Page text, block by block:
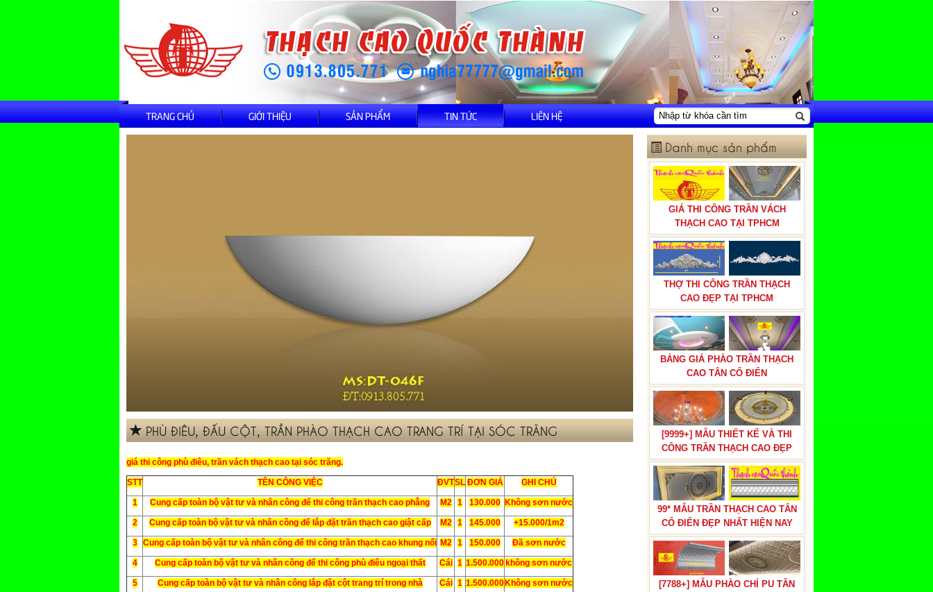
TRANG CHỦ GIỚI THIỆU SẢN PHẨM TIN TỨC LIÊN HỆ
PHÙ ĐIÊU, ĐẤU CỘT, TRẦN PHÀO THẠCH CAO TRANG TRÍ TẠI SÓC TRĂNG
giá thi công phù điêu, trần vách thạch cao tại sóc trăng.
STT TÊN CÔNG VIỆC ĐVTSL ĐƠN GIÁ GHI CHÚ
1 Cung cấp toàn bộ vật tư và nhân công để thi công trần thạch cao phẳng M2 1 130.000 Không sơn nước
2 Cung cấp toàn bộ vật tư và nhân công để lắp đặt trần thạch cao giật cấp M2 1 145.000 +15.000/1m2
3 Cung cấp toàn bộ vật tư và nhân công để thi công trần thạch cao khung nổi M2 1 150.000 Đã sơn nước
4 Cung cấp toàn bộ vật tư và nhân công để thi công phù điêu ngoại thất Cái 1 1.500.000không sơn nước
5 Cung cấp toàn bộ vật tư và nhân công lắp đặt cột trang trí trong nhà Cái 1 1.500.000Không sơn nước
Danh mục sản phẩm
GIÁ THI CÔNG TRẦN VÁCH
THẠCH CAO TẠI TPHCM
THỢ THI CÔNG TRẦN THẠCH
CAO ĐẸP TẠI TPHCM
BẢNG GIÁ PHÀO TRẦN THẠCH
CAO TÂN CỔ ĐIỂN
[9999+] MẪU THIẾT KẾ VÀ THI
CÔNG TRẦN THẠCH CAO ĐẸP
99* MẪU TRẦN THẠCH CAO TÂN
CỔ ĐIỂN ĐẸP NHẤT HIỆN NAY
[7788+] MẪU PHÀO CHỈ PU TÂN